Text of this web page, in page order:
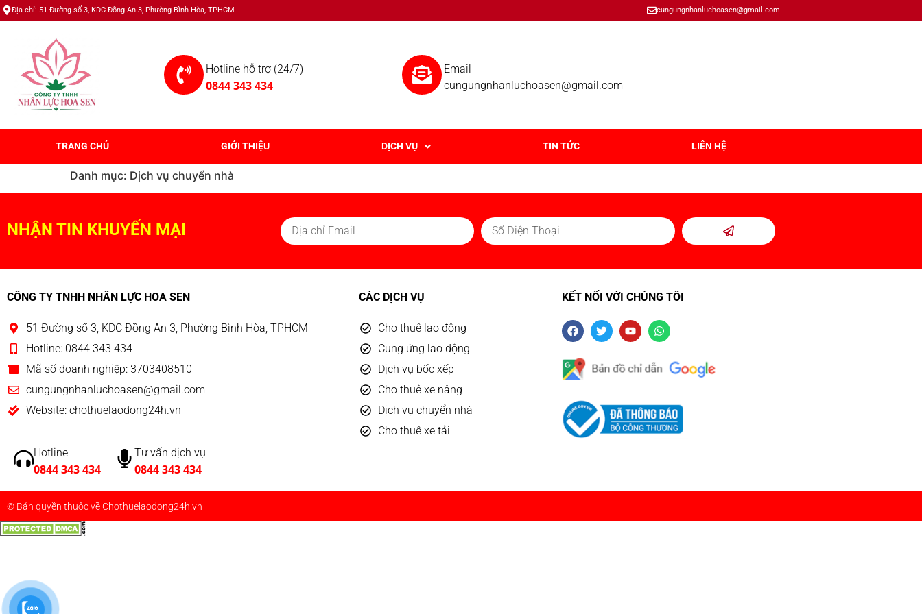
Địa chỉ: 51 Đường số 3, KDC Đồng An 3, Phường Bình Hòa, TPHCM cungungnhanluchoasen@gmail.com
Hotline hỗ trợ (24/7)
0844 343 434
Email
cungungnhanluchoasen@gmail.com
TRANG CHỦ GIỚI THIỆU DỊCH VỤ TIN TỨC LIÊN HỆ
Danh mục: Dịch vụ chuyển nhà
NHẬN TIN KHUYẾN MẠI
CÔNG TY TNHH NHÂN LỰC HOA SEN
51 Đường số 3, KDC Đồng An 3, Phường Bình Hòa, TPHCM
Hotline: 0844 343 434
Mã số doanh nghiệp: 3703408510
cungungnhanluchoasen@gmail.com
Website: chothuelaodong24h.vn
Hotline
0844 343 434
Tư vấn dịch vụ
0844 343 434
CÁC DỊCH VỤ
Cho thuê lao động
Cung ứng lao động
Dịch vụ bốc xếp
Cho thuê xe nâng
Dịch vụ chuyển nhà
Cho thuê xe tải
KẾT NỐI VỚI CHÚNG TÔI
© Bản quyền thuộc về Chothuelaodong24h.vn